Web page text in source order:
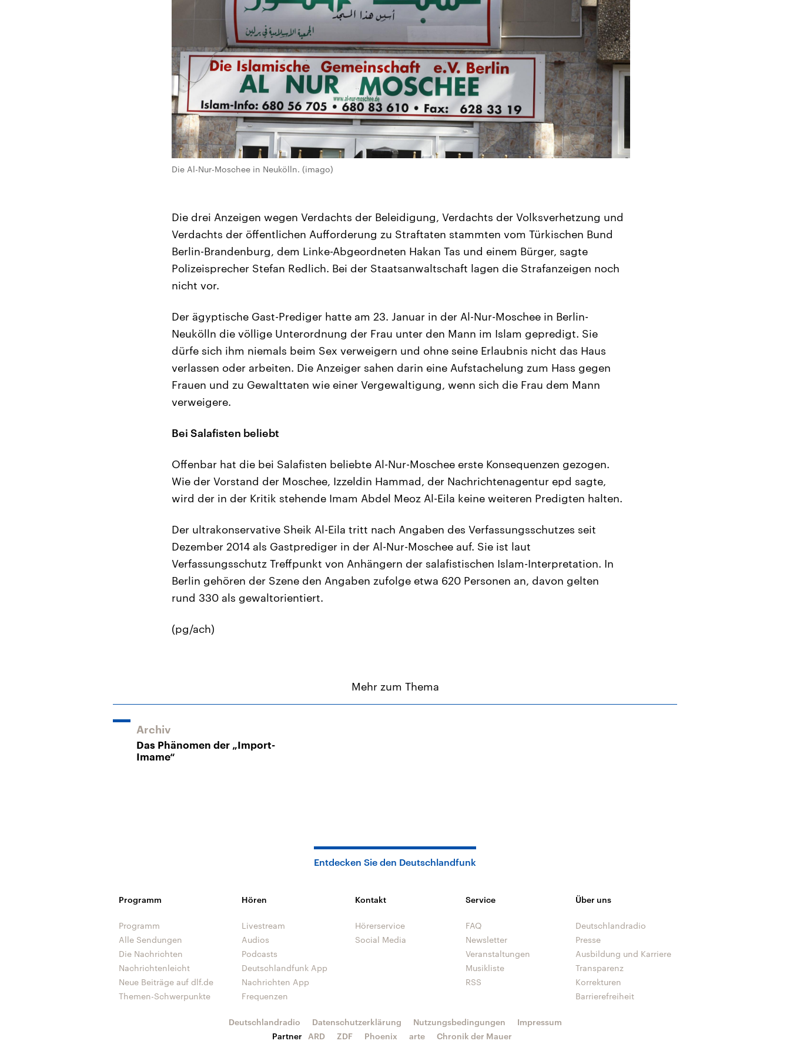
Die Al-Nur-Moschee in Neukölln. (imago)
Die drei Anzeigen wegen Verdachts der Beleidigung, Verdachts der Volksverhetzung und
Verdachts der öffentlichen Aufforderung zu Straftaten stammten vom Türkischen Bund
Berlin-Brandenburg, dem Linke-Abgeordneten Hakan Tas und einem Bürger, sagte
Polizeisprecher Stefan Redlich. Bei der Staatsanwaltschaft lagen die Strafanzeigen noch
nicht vor.
Der ägyptische Gast-Prediger hatte am 23. Januar in der Al-Nur-Moschee in Berlin-
Neukölln die völlige Unterordnung der Frau unter den Mann im Islam gepredigt. Sie
dürfe sich ihm niemals beim Sex verweigern und ohne seine Erlaubnis nicht das Haus
verlassen oder arbeiten. Die Anzeiger sahen darin eine Aufstachelung zum Hass gegen
Frauen und zu Gewalttaten wie einer Vergewaltigung, wenn sich die Frau dem Mann
verweigere.
Bei Salafisten beliebt
Offenbar hat die bei Salafisten beliebte Al-Nur-Moschee erste Konsequenzen gezogen.
Wie der Vorstand der Moschee, Izzeldin Hammad, der Nachrichtenagentur epd sagte,
wird der in der Kritik stehende Imam Abdel Meoz Al-Eila keine weiteren Predigten halten.
Der ultrakonservative Sheik Al-Eila tritt nach Angaben des Verfassungsschutzes seit
Dezember 2014 als Gastprediger in der Al-Nur-Moschee auf. Sie ist laut
Verfassungsschutz Treffpunkt von Anhängern der salafistischen Islam-Interpretation. In
Berlin gehören der Szene den Angaben zufolge etwa 620 Personen an, davon gelten
rund 330 als gewaltorientiert.
(pg/ach)
Mehr zum Thema
Archiv
Das Phänomen der „Import-
Imame“
Entdecken Sie den Deutschlandfunk
Programm
Programm
Alle Sendungen
Die Nachrichten
Nachrichtenleicht
Neue Beiträge auf dlf.de
Themen-Schwerpunkte
Hören
Livestream
Audios
Podcasts
Deutschlandfunk App
Nachrichten App
Frequenzen
Kontakt
Hörerservice
Social Media
Service
FAQ
Newsletter
Veranstaltungen
Musikliste
RSS
Über uns
Deutschlandradio
Presse
Ausbildung und Karriere
Transparenz
Korrekturen
Barrierefreiheit
Deutschlandradio Datenschutzerklärung Nutzungsbedingungen
Impressum
Partner
ARD ZDF Phoenix arte Chronik der Mauer